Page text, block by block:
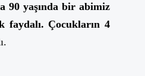
90 yaşında bir abimiz
faydalı. Çocukların 4